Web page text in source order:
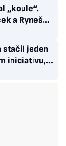
„koule“.
a Ryneš
stačil jeden
iniciativu,